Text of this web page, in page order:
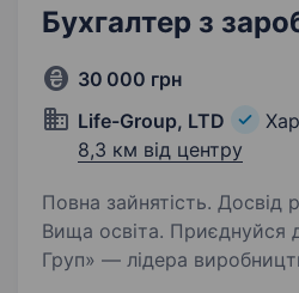
Бухгалтер з
30 000 грн
Life-Group, LTD
8,3 км від центру
Повна зайнятість. Досвід
Вища освіта. Приєднуйся до команди «Лайф-
Груп» — лідера